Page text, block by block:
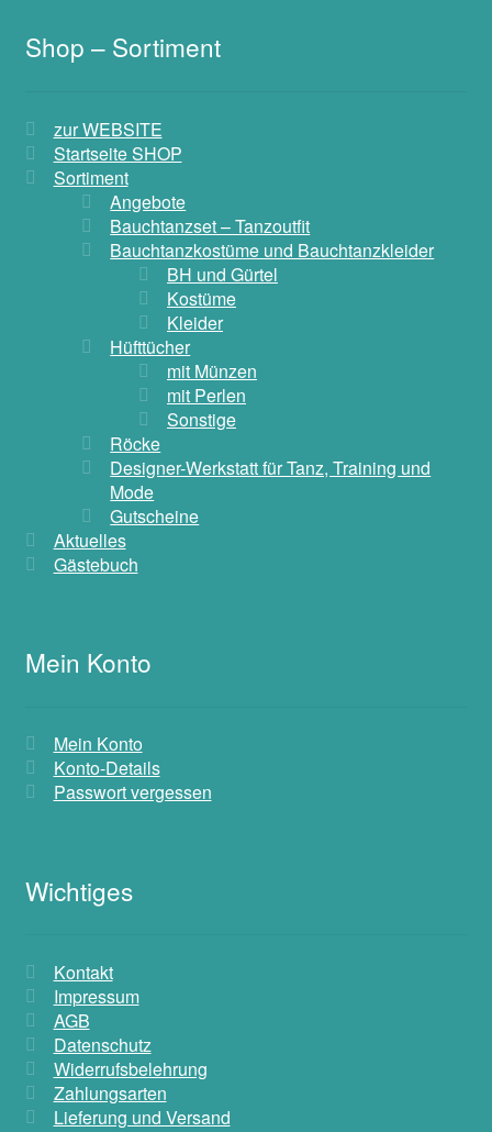
Shop – Sortiment
zur WEBSITE
Startseite SHOP
Sortiment
Angebote
Bauchtanzset – Tanzoutfit
Bauchtanzkostüme und Bauchtanzkleider
BH und Gürtel
Kostüme
Kleider
Hüfttücher
mit Münzen
mit Perlen
Sonstige
Röcke
Designer-Werkstatt für Tanz, Training und
Mode
Gutscheine
Aktuelles
Gästebuch
Mein Konto
Mein Konto
Konto-Details
Passwort vergessen
Wichtiges
Kontakt
Impressum
AGB
Datenschutz
Widerrufsbelehrung
Zahlungsarten
Lieferung und Versand